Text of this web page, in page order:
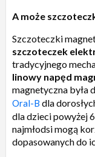
A może
Szczoteczki
szczoteczek
tradycyjnego
linowy napęd
magnetyczna była
Oral-B dla
dla dzieci powyżej
najmłodsi mogą
dopasowanych do